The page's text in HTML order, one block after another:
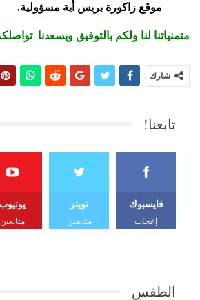
موقع زاكورة بريس أية مسؤولية.
متمنياتنا لنا ولكم بالتوفيق ويسعدنا
شارك
تابعنا!
فايسبوك
إعجاب
تويتر
متابعين
يوتيوب
متابعين
الطقس